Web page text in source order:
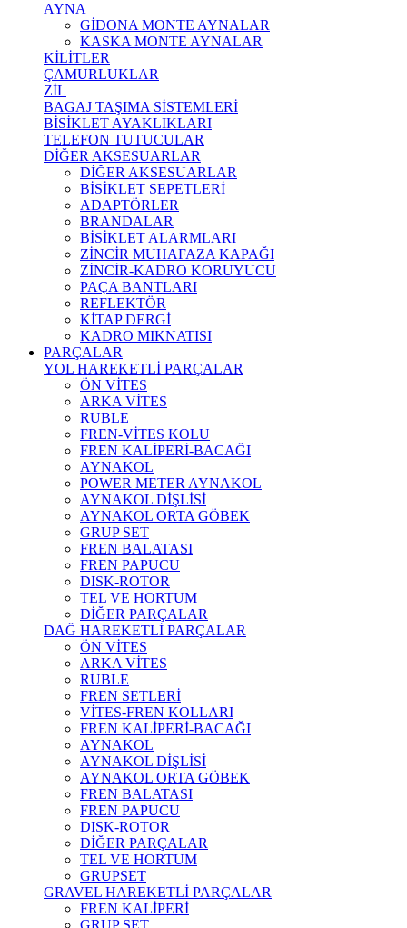
AYNA
GİDONA MONTE AYNALAR
KASKA MONTE AYNALAR
KİLİTLER
ÇAMURLUKLAR
ZİL
BAGAJ TAŞIMA SİSTEMLERİ
BİSİKLET AYAKLIKLARI
TELEFON TUTUCULAR
DİĞER AKSESUARLAR
DİĞER AKSESUARLAR
BİSİKLET SEPETLERİ
ADAPTÖRLER
BRANDALAR
BİSİKLET ALARMLARI
ZİNCİR MUHAFAZA KAPAĞI
ZİNCİR-KADRO KORUYUCU
PAÇA BANTLARI
REFLEKTÖR
KİTAP DERGİ
KADRO MIKNATISI
PARÇALAR
YOL HAREKETLİ PARÇALAR
ÖN VİTES
ARKA VİTES
RUBLE
FREN-VİTES KOLU
FREN KALİPERİ-BACAĞI
AYNAKOL
POWER METER AYNAKOL
AYNAKOL DİŞLİSİ
AYNAKOL ORTA GÖBEK
GRUP SET
FREN BALATASI
FREN PAPUCU
DISK-ROTOR
TEL VE HORTUM
DİĞER PARÇALAR
DAĞ HAREKETLİ PARÇALAR
ÖN VİTES
ARKA VİTES
RUBLE
FREN SETLERİ
VİTES-FREN KOLLARI
FREN KALİPERİ-BACAĞI
AYNAKOL
AYNAKOL DİŞLİSİ
AYNAKOL ORTA GÖBEK
FREN BALATASI
FREN PAPUCU
DISK-ROTOR
DİĞER PARÇALAR
TEL VE HORTUM
GRUPSET
GRAVEL HAREKETLİ PARÇALAR
FREN KALİPERİ
GRUP SET